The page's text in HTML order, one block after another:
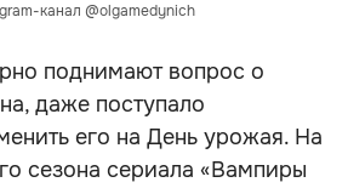
канал @olgamedynich
поднимают вопрос о
даже поступало
его на День урожая. На
сезона сериала «Вампиры